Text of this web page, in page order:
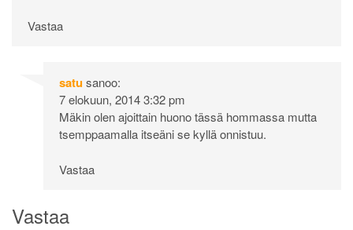
Vastaa
satusanoo:
7 elokuun, 2014 3:32 pm
Mäkin olen ajoittain huono tässä hommassa mutta
tsemppaamalla itseäni se kyllä onnistuu.
Vastaa
Vastaa